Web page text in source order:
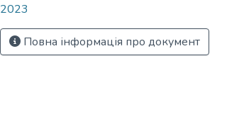
2023
Повна інформація про документ